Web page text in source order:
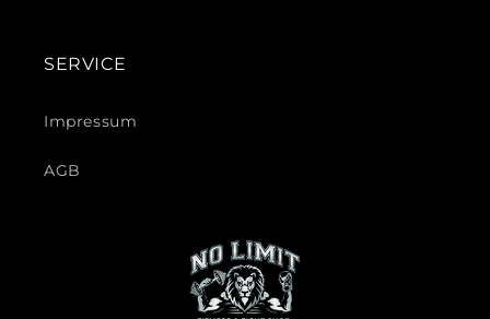
SERVICE
Impressum
AGB